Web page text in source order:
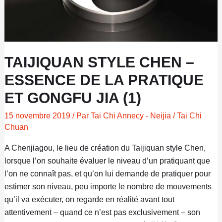
TAIJIQUAN STYLE CHEN –
ESSENCE DE LA PRATIQUE
ET GONGFU JIA (1)
15 novembre 2019 / Par Tai Chi Annecy - Neijia /Tai Chi
Chuan
A Chenjiagou, le lieu de création du Taijiquan style Chen,
lorsque l’on souhaite évaluer le niveau d’un pratiquant que
l’on ne connaît pas, et qu’on lui demande de pratiquer pour
estimer son niveau, peu importe le nombre de mouvements
qu’il va exécuter, on regarde en réalité avant tout
attentivement – quand ce n’est pas exclusivement – son
Jia
(1)